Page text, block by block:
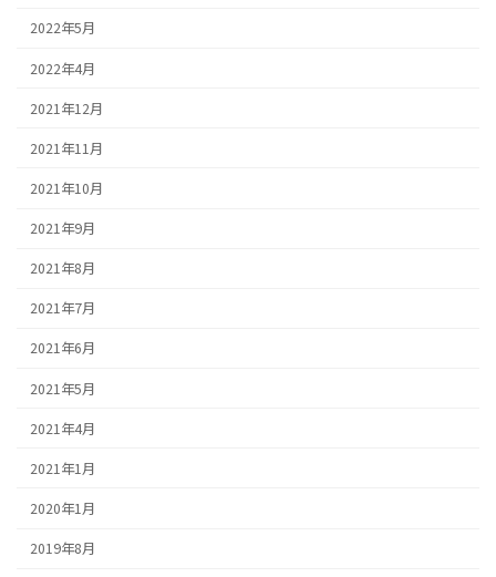
2022年5月
2022年4月
2021年12月
2021年11月
2021年10月
2021年9月
2021年8月
2021年7月
2021年6月
2021年5月
2021年4月
2021年1月
2020年1月
2019年8月